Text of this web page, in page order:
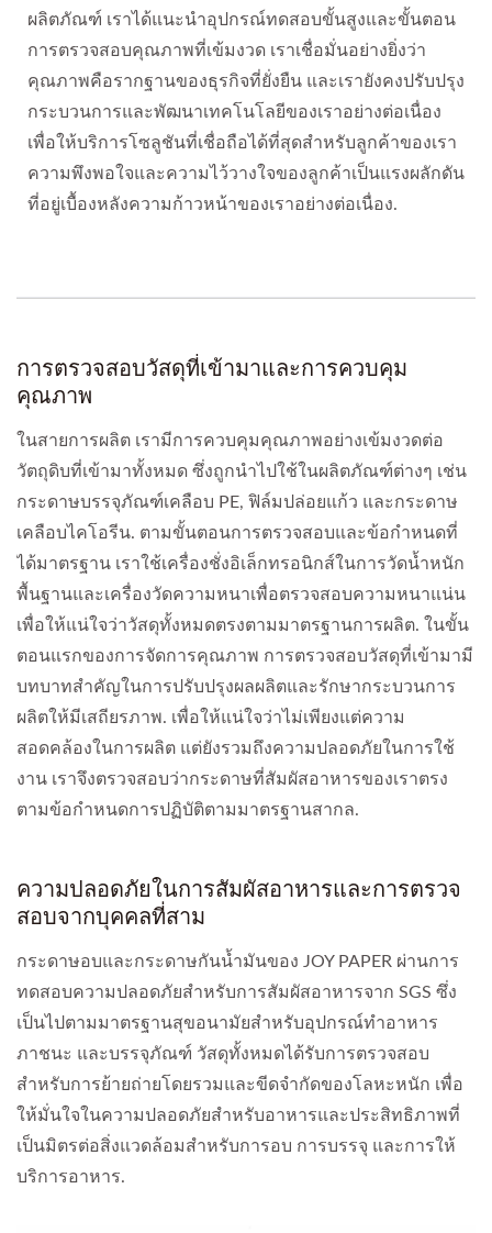
ผลิตภัณฑ์ เราได้แนะนำอุปกรณ์ทดสอบขั้นสูงและขั้นตอน
การตรวจสอบคุณภาพที่เข้มงวด เราเชื่อมั่นอย่างยิ่งว่า
คุณภาพคือรากฐานของธุรกิจที่ยั่งยืน และเรายังคงปรับปรุง
กระบวนการและพัฒนาเทคโนโลยีของเราอย่างต่อเนื่อง
เพื่อให้บริการโซลูชันที่เชื่อถือได้ที่สุดสำหรับลูกค้าของเรา
ความพึงพอใจและความไว้วางใจของลูกค้าเป็นแรงผลักดัน
ที่อยู่เบื้องหลังความก้าวหน้าของเราอย่างต่อเนื่อง.
การตรวจสอบวัสดุที่เข้ามาและการควบคุม
คุณภาพ
ในสายการผลิต เรามีการควบคุมคุณภาพอย่างเข้มงวดต่อ
วัตถุดิบที่เข้ามาทั้งหมด ซึ่งถูกนำไปใช้ในผลิตภัณฑ์ต่างๆ เช่น
กระดาษบรรจุภัณฑ์เคลือบ PE, ฟิล์มปล่อยแก้ว และกระดาษ
เคลือบไคโอรีน. ตามขั้นตอนการตรวจสอบและข้อกำหนดที่
ได้มาตรฐาน เราใช้เครื่องชั่งอิเล็กทรอนิกส์ในการวัดน้ำหนัก
พื้นฐานและเครื่องวัดความหนาเพื่อตรวจสอบความหนาแน่น
เพื่อให้แน่ใจว่าวัสดุทั้งหมดตรงตามมาตรฐานการผลิต. ในขั้น
ตอนแรกของการจัดการคุณภาพ การตรวจสอบวัสดุที่เข้ามามี
บทบาทสำคัญในการปรับปรุงผลผลิตและรักษากระบวนการ
ผลิตให้มีเสถียรภาพ. เพื่อให้แน่ใจว่าไม่เพียงแต่ความ
สอดคล้องในการผลิต แต่ยังรวมถึงความปลอดภัยในการใช้
งาน เราจึงตรวจสอบว่ากระดาษที่สัมผัสอาหารของเราตรง
ตามข้อกำหนดการปฏิบัติตามมาตรฐานสากล.
ความปลอดภัยในการสัมผัสอาหารและการตรวจ
สอบจากบุคคลที่สาม
กระดาษอบและกระดาษกันน้ำมันของ JOY PAPER ผ่านการ
ทดสอบความปลอดภัยสำหรับการสัมผัสอาหารจาก SGS ซึ่ง
เป็นไปตามมาตรฐานสุขอนามัยสำหรับอุปกรณ์ทำอาหาร
ภาชนะ และบรรจุภัณฑ์ วัสดุทั้งหมดได้รับการตรวจสอบ
สำหรับการย้ายถ่ายโดยรวมและขีดจำกัดของโลหะหนัก เพื่อ
ให้มั่นใจในความปลอดภัยสำหรับอาหารและประสิทธิภาพที่
เป็นมิตรต่อสิ่งแวดล้อมสำหรับการอบ การบรรจุ และการให้
บริการอาหาร.